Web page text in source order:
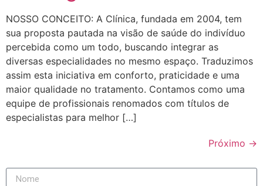
NOSSO CONCEITO: A Clínica, fundada em 2004, tem
sua proposta pautada na visão de saúde do indivíduo
percebida como um todo, buscando integrar as
diversas especialidades no mesmo espaço. Traduzimos
assim esta iniciativa em conforto, praticidade e uma
maior qualidade no tratamento. Contamos como uma
equipe de profissionais renomados com títulos de
especialistas para melhor […]
Próximo →